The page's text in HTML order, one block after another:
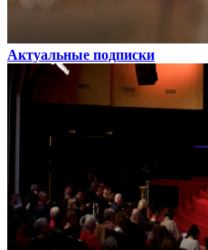
Актуальные подписки